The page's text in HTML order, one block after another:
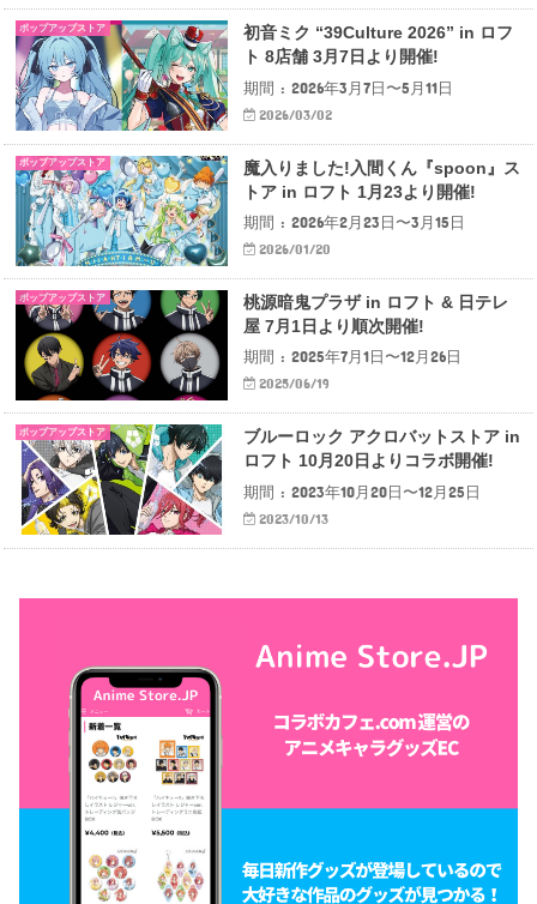
ポップアップストア
初音ミク “39Culture 2026” in ロフ
ト 8店舗 3月7日より開催!
期間 : 2026年3月7日〜5月11日
2026/03/02
ポップアップストア
魔入りました!入間くん『spoon』ス
トア in ロフト 1月23より開催!
期間 : 2026年2月23日〜3月15日
2026/01/20
ポップアップストア
桃源暗鬼プラザ in ロフト & 日テレ
屋 7月1日より順次開催!
期間 : 2025年7月1日〜12月26日
2025/06/19
ポップアップストア
ブルーロック アクロバットストア in
ロフト 10月20日よりコラボ開催!
期間 : 2023年10月20日〜12月25日
2023/10/13